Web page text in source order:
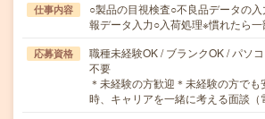
仕事内容
○製品の目視検査○不良品データの
報データ入力○入荷処理※慣れたら
応募資格
職種未経験OK / ブランクOK / パソ
不要
＊未経験の方歓迎＊未経験の方で
時、キャリアを一緒に考える面談